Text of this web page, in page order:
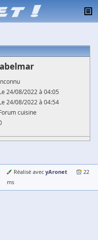
24/08/2022 à 04:05
24/08/2022 à 04:54
cuisine
Réalisé avec yAronet
22
ms